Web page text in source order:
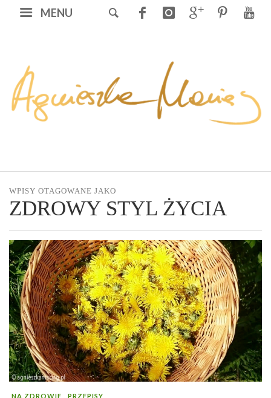
MENU
WPISY OTAGOWANE JAKO
ZDROWY STYL ŻYCIA
NA ZDROWIE PRZEPISY